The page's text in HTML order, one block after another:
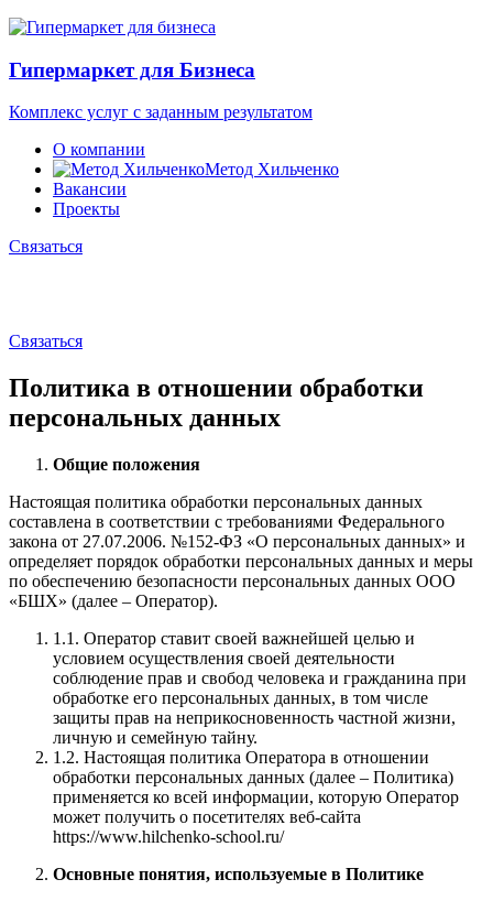
Гипермаркет для Бизнеса
Комплекс услуг с заданным результатом
О компании
Метод Хильченко
Вакансии
Проекты
Связаться
Связаться
Политика в отношении обработки
персональных данных
Общие положения
Настоящая политика обработки персональных данных
составлена в соответствии с требованиями Федерального
закона от 27.07.2006. №152-ФЗ «О персональных данных» и
определяет порядок обработки персональных данных и меры
по обеспечению безопасности персональных данных ООО
«БШХ» (далее – Оператор).
1.1. Оператор ставит своей важнейшей целью и
условием осуществления своей деятельности
соблюдение прав и свобод человека и гражданина при
обработке его персональных данных, в том числе
защиты прав на неприкосновенность частной жизни,
личную и семейную тайну.
1.2. Настоящая политика Оператора в отношении
обработки персональных данных (далее – Политика)
применяется ко всей информации, которую Оператор
может получить о посетителях веб-сайта
https://www.hilchenko-school.ru/
Основные понятия, используемые в Политике